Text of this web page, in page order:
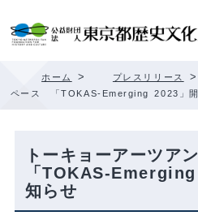
ホーム > プレスリリース >
ペース 「TOKAS-Emerging 2023」開
トーキョーアーツア
「TOKAS-
知らせ